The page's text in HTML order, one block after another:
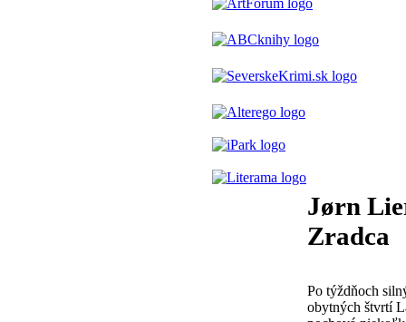
Jørn
Zradca
Po týždňoch
obytných štvrtí